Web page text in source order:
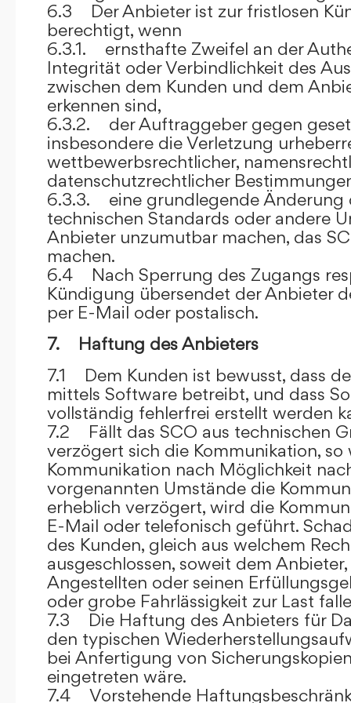
6.3 Der Anbieter ist zur fristlosen
berechtigt, wenn
6.3.1. ernsthafte Zweifel an der
Integrität oder Verbindlichkeit des
zwischen dem Kunden und dem
erkennen sind,
6.3.2. der Auftraggeber gegen
insbesondere die Verletzung
wettbewerbsrechtlicher,
datenschutzrechtlicher
6.3.3. eine grundlegende Änderung
technischen Standards oder andere
Anbieter unzumutbar machen, das
machen.
6.4 Nach Sperrung des Zugangs
Kündigung übersendet der Anbieter
per E-Mail oder postalisch.
7. Haftung des Anbieters
7.1 Dem Kunden ist bewusst, dass
mittels Software betreibt, und dass
vollständig fehlerfrei erstellt werden
7.2 Fällt das SCO aus technischen
verzögert sich die Kommunikation, so
Kommunikation nach Möglichkeit
vorgenannten Umstände die
erheblich verzögert, wird die
E-Mail oder telefonisch geführt.
des Kunden, gleich aus welchem
ausgeschlossen, soweit dem
Angestellten oder seinen
oder grobe Fahrlässigkeit zur Last
7.3 Die Haftung des Anbieters für
den typischen
bei Anfertigung von
eingetreten wäre.
7.4 Vorstehende